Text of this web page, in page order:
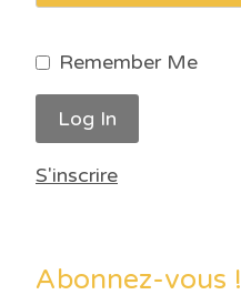
Remember Me
S'inscrire
Abonnez-vous !